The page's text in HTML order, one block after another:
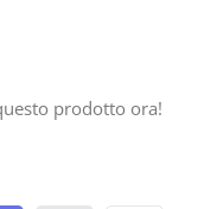
prodotto ora!